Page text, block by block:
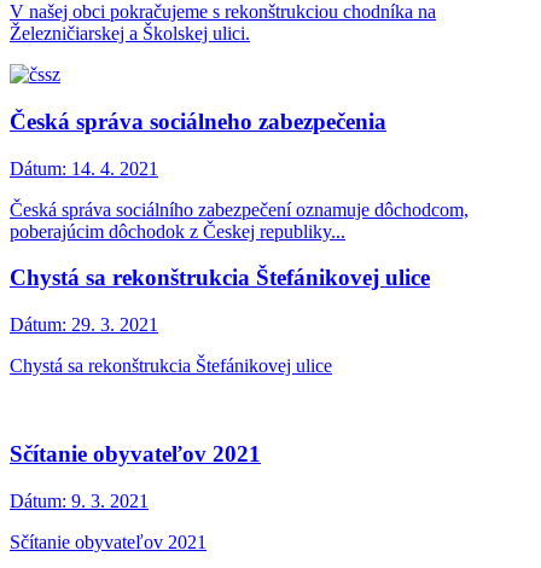
V našej obci pokračujeme s rekonštrukciou chodníka na
Železničiarskej a Školskej ulici.
Česká správa sociálneho zabezpečenia
Dátum: 14. 4. 2021
Česká správa sociálního zabezpečení oznamuje dôchodcom,
poberajúcim dôchodok z Českej republiky...
Chystá sa rekonštrukcia Štefánikovej ulice
Dátum: 29. 3. 2021
Chystá sa rekonštrukcia Štefánikovej ulice
Sčítanie obyvateľov 2021
Dátum: 9. 3. 2021
Sčítanie obyvateľov 2021